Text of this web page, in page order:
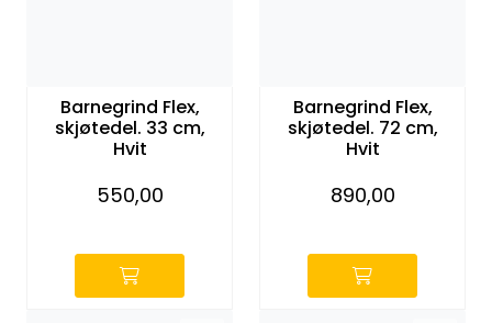
Barnegrind Flex,
skjøtedel. 33 cm,
Hvit
550,00
Barnegrind Flex,
skjøtedel. 72 cm,
Hvit
890,00